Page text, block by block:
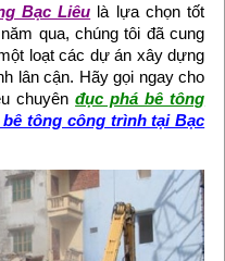
Bạc Liêu là lựa chọn tốt
qua, chúng tôi đã cung
loạt các dự án xây dựng
lân cận. Hãy gọi ngay cho
chuyênđục phá bê tông
bê tông công trình tại Bạc